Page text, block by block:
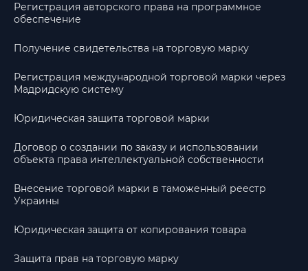
Регистрация авторского права на программное
обеспечение
Получение свидетельства на торговую марку
Регистрация международной торговой марки через
Мадридскую систему
Юридическая защита торговой марки
Договор о создании по заказу и использовании
объекта права интеллектуальной собственности
Внесение торговой марки в таможенный реестр
Украины
Юридическая защита от копирования товара
Защита прав на торговую марку